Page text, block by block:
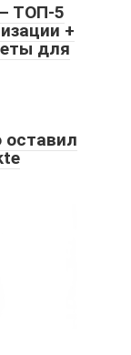
ТОП-5
+
для
оставил